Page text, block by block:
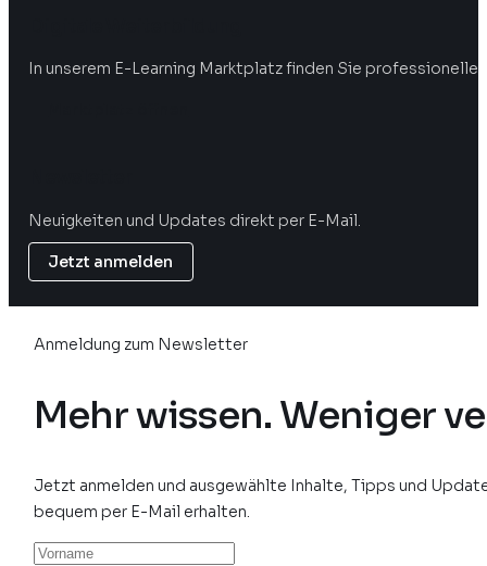
In unserem E-Learning Marktplatz finden Sie professionelle
Neuigkeiten und Updates direkt per E-Mail.
Jetzt anmelden
Anmeldung zum Newsletter
Mehr wissen. Weniger
Jetzt anmelden und ausgewählte Inhalte, Tipps und
bequem per E-Mail erhalten.